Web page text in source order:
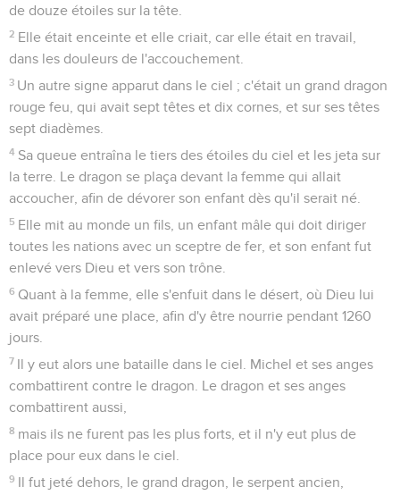
de douze étoiles sur la tête.
2 Elle était enceinte et elle criait, car elle était en travail,
dans les douleurs de l'accouchement.
3 Un autre signe apparut dans le ciel ; c'était un grand dragon
rouge feu, qui avait sept têtes et dix cornes, et sur ses têtes
sept diadèmes.
4 Sa queue entraîna le tiers des étoiles du ciel et les jeta sur
la terre. Le dragon se plaça devant la femme qui allait
accoucher, afin de dévorer son enfant dès qu'il serait né.
5 Elle mit au monde un fils, un enfant mâle qui doit diriger
toutes les nations avec un sceptre de fer, et son enfant fut
enlevé vers Dieu et vers son trône.
6 Quant à la femme, elle s'enfuit dans le désert, où Dieu lui
avait préparé une place, afin d'y être nourrie pendant 1260
jours.
7 Il y eut alors une bataille dans le ciel. Michel et ses anges
combattirent contre le dragon. Le dragon et ses anges
combattirent aussi,
8 mais ils ne furent pas les plus forts, et il n'y eut plus de
place pour eux dans le ciel.
9 Il fut jeté dehors, le grand dragon, le serpent ancien,